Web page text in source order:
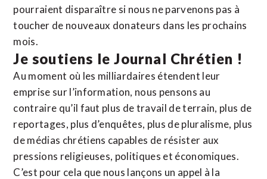
pourraient disparaître si nous ne parvenons pas à
toucher de nouveaux donateurs dans les prochains
mois.
Je soutiens le Journal Chrétien !
Au moment où les milliardaires étendent leur
emprise sur l’information, nous pensons au
contraire qu’il faut plus de travail de terrain, plus de
reportages, plus d’enquêtes, plus de pluralisme, plus
de médias chrétiens capables de résister aux
pressions religieuses, politiques et économiques.
C’est pour cela que nous lançons un appel à la